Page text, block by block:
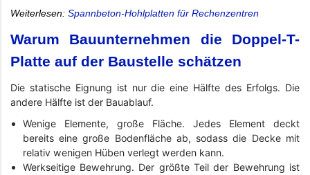
Weiterlesen: Spannbeton-Hohlplatten für Rechenzentren
Warum Bauunternehmen die Doppel-T-
Platte auf der Baustelle schätzen
Die statische Eignung ist nur die eine Hälfte des Erfolgs. Die
andere Hälfte ist der Bauablauf.
Wenige Elemente, große Fläche. Jedes Element deckt
bereits eine große Bodenfläche ab, sodass die Decke mit
relativ wenigen Hüben verlegt werden kann.
Werkseitige Bewehrung. Der größte Teil der Bewehrung ist